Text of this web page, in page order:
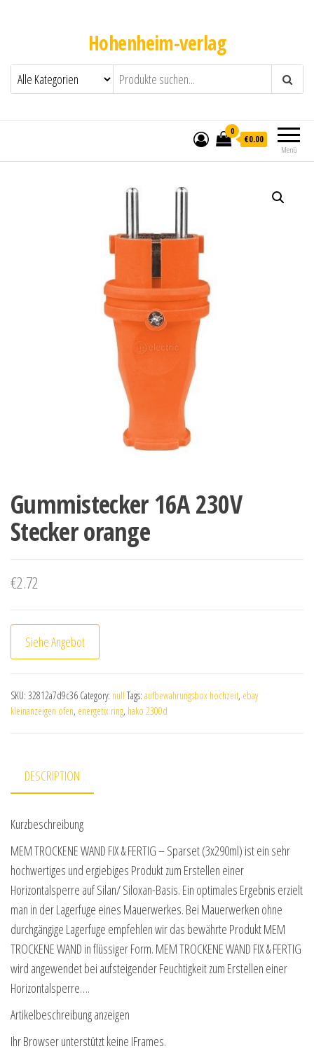
Hohenheim-verlag
Menü
0
€0.00
Gummistecker 16A 230V
Stecker orange
€2.72
Siehe Angebot
SKU: 32812a7d9c36 Category: null Tags: aufbewahrungsbox hochzeit, ebay
kleinanzeigen ofen, energetix ring, hako 2300d
DESCRIPTION
Kurzbeschreibung
MEM TROCKENE WAND FIX & FERTIG – Sparset (3x290ml) ist ein sehr
hochwertiges und ergiebiges Produkt zum Erstellen einer
Horizontalsperre auf Silan/ Siloxan-Basis. Ein optimales Ergebnis erzielt
man in der Lagerfuge eines Mauerwerkes. Bei Mauerwerken ohne
durchgängige Lagerfuge empfehlen wir das bewährte Produkt MEM
TROCKENE WAND in flüssiger Form. MEM TROCKENE WAND FIX & FERTIG
wird angewendet bei aufsteigender Feuchtigkeit zum Erstellen einer
Horizontalsperre….
Artikelbeschreibung anzeigen
Ihr Browser unterstützt keine IFrames.